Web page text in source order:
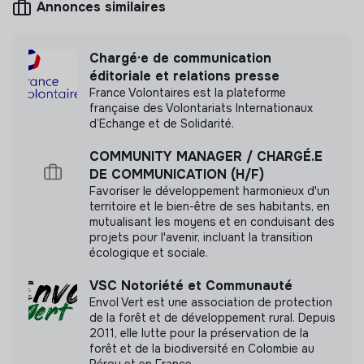
La construction du bâtiment s'achèvera en novembre
préparer l'inauguration du lieu, son ouverture au public
et sa mise en fonctionnement. En lien étroit avec
l'équipe de la Serre du Ruisseau, le/la stagiaire
participera aux différentes étapes de préparation et de
lancement du projet.
Contribuer à la préparation logistique du lieu
aménagement des espaces, installation du mobilier et
des équipements, approvisionnement du matériel
Participer à l'organisation et à la coordination de
l'inauguration du bâtiment: gestion des invitations,
suivi des partenaires mobilisés, appui logistique dans
Assurer la communication autour de l'ouverture
création et diffusion de contenus sur les réseaux
sociaux (photos, vidéos, interviews, actualités), mise
à jour du site internet
Mesure d'impact
Association Les Ami.es de la Serre du Ruisseau n'a
pas encore transmis de mesure d'impact
Labels et certifications
Cette structure n'a pas souhaité nous
communiquer les labels ou certifications qu'elle a
Documents
Annonces similaires
Chargé·e de communication
éditoriale et relations presse
France Volontaires est la plateforme
française des Volontariats Internationaux
d’Echange et de Solidarité.
COMMUNITY MANAGER / CHARGÉ.E
DE COMMUNICATION (H/F)
Favoriser le développement harmonieux d'un
territoire et le bien-être de ses habitants, en
mutualisant les moyens et en conduisant des
projets pour l'avenir, incluant la transition
écologique et sociale.
VSC Notoriété et Communauté
Envol Vert est une association de protection
de la forêt et de développement rural. Depuis
2011, elle lutte pour la préservation de la
forêt et de la biodiversité en Colombie au